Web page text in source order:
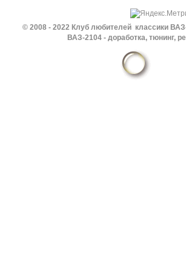
© 2008 - 2022 Клуб любителей классики
ВАЗ-2104 - доработка, тюнинг,